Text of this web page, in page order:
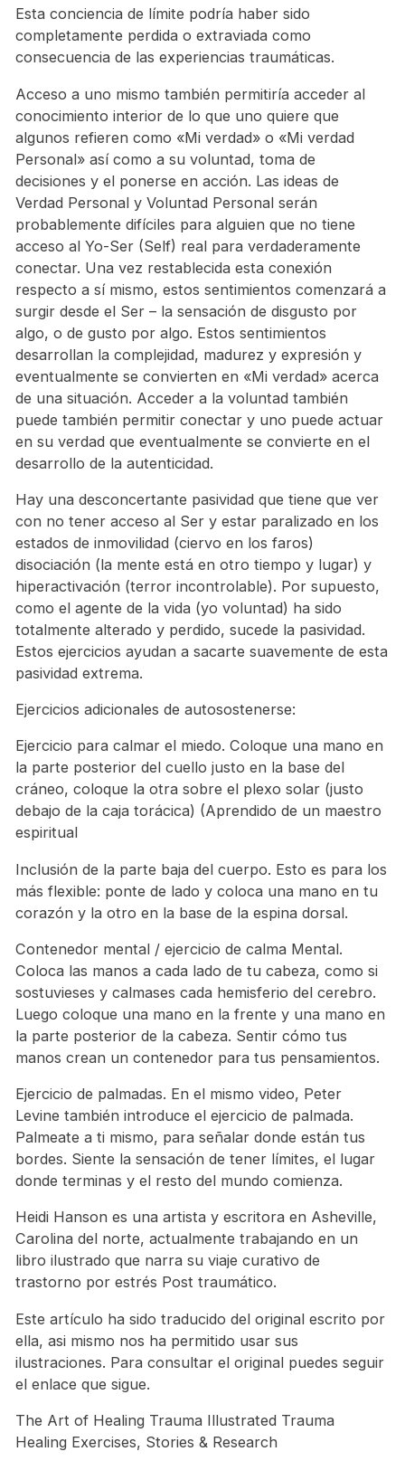
Esta conciencia de límite podría haber sido
completamente perdida o extraviada como
consecuencia de las experiencias traumáticas.
Acceso a uno mismo también permitiría acceder al
conocimiento interior de lo que uno quiere que
algunos refieren como «Mi verdad» o «Mi verdad
Personal» así como a su voluntad, toma de
decisiones y el ponerse en acción. Las ideas de
Verdad Personal y Voluntad Personal serán
probablemente difíciles para alguien que no tiene
acceso al Yo-Ser (Self) real para verdaderamente
conectar. Una vez restablecida esta conexión
respecto a sí mismo, estos sentimientos comenzará a
surgir desde el Ser – la sensación de disgusto por
algo, o de gusto por algo. Estos sentimientos
desarrollan la complejidad, madurez y expresión y
eventualmente se convierten en «Mi verdad» acerca
de una situación. Acceder a la voluntad también
puede también permitir conectar y uno puede actuar
en su verdad que eventualmente se convierte en el
desarrollo de la autenticidad.
Hay una desconcertante pasividad que tiene que ver
con no tener acceso al Ser y estar paralizado en los
estados de inmovilidad (ciervo en los faros)
disociación (la mente está en otro tiempo y lugar) y
hiperactivación (terror incontrolable). Por supuesto,
como el agente de la vida (yo voluntad) ha sido
totalmente alterado y perdido, sucede la pasividad.
Estos ejercicios ayudan a sacarte suavemente de esta
pasividad extrema.
Ejercicios adicionales de autosostenerse:
Ejercicio para calmar el miedo. Coloque una mano en
la parte posterior del cuello justo en la base del
cráneo, coloque la otra sobre el plexo solar (justo
debajo de la caja torácica) (Aprendido de un maestro
espiritual
Inclusión de la parte baja del cuerpo. Esto es para los
más flexible: ponte de lado y coloca una mano en tu
corazón y la otro en la base de la espina dorsal.
Contenedor mental / ejercicio de calma Mental.
Coloca las manos a cada lado de tu cabeza, como si
sostuvieses y calmases cada hemisferio del cerebro.
Luego coloque una mano en la frente y una mano en
la parte posterior de la cabeza. Sentir cómo tus
manos crean un contenedor para tus pensamientos.
Ejercicio de palmadas. En el mismo video, Peter
Levine también introduce el ejercicio de palmada.
Palmeate a ti mismo, para señalar donde están tus
bordes. Siente la sensación de tener límites, el lugar
donde terminas y el resto del mundo comienza.
Heidi Hanson es una artista y escritora en Asheville,
Carolina del norte, actualmente trabajando en un
libro ilustrado que narra su viaje curativo de
trastorno por estrés Post traumático.
Este artículo ha sido traducido del original escrito por
ella, asi mismo nos ha permitido usar sus
ilustraciones. Para consultar el original puedes seguir
el enlace que sigue.
The Art of Healing Trauma Illustrated Trauma
Healing Exercises, Stories & Research